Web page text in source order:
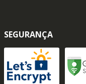
SEGURANÇA